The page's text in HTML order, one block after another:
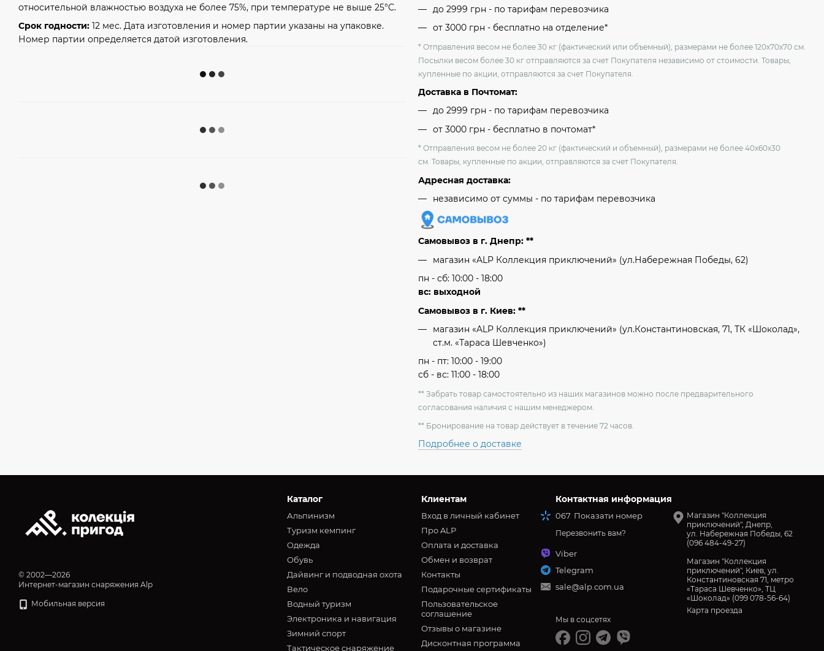
относительной влажностью воздуха не более 75%, при температуре не выше 25°С.
Срок годности: 12 мес. Дата изготовления и номер партии указаны на упаковке.
Номер партии определяется датой изготовления.
до 2999 грн - по тарифам перевозчика
от 3000 грн - бесплатно на отделение*
* Отправления весом не более 30 кг (фактический или объемный), размерами не более 120х70х70 см.
Посылки весом более 30 кг отправляются за счет Покупателя независимо от стоимости. Товары,
купленные по акции, отправляются за счет Покупателя.
Доставка в Почтомат:
до 2999 грн - по тарифам перевозчика
от 3000 грн - бесплатно в почтомат*
* Отправления весом не более 20 кг (фактический и объемный), размерами не более 40х60х30
см. Товары, купленные по акции, отправляются за счет Покупателя.
Адресная доставка:
независимо от cуммы - по тарифам перевозчика
Самовывоз в г. Днепр: **
магазин «ALP Коллекция приключений» (ул.Набережная Победы, 62)
пн - сб: 10:00 - 18:00
вс: выходной
Самовывоз в г. Киев: **
магазин «ALP Коллекция приключений» (ул.Константиновская, 71, ТК «Шоколад»,
ст.м. «Тараса Шевченко»)
пн - пт: 10:00 - 19:00
сб - вс: 11:00 - 18:00
** Забрать товар самостоятельно из наших магазинов можно после предварительного
согласования наличия с нашим менеджером.
** Бронирование на товар действует в течение 72 часов.
Подробнее о доставке
© 2002—2026
Интернет-магазин снаряжения Alp
Мобильная версия
Каталог
Альпинизм
Туризм кемпинг
Oдежда
Обувь
Дайвинг и подводная охота
Вело
Водный туризм
Электроника и навигация
Зимний спорт
Тактическое снаряжение
Клиентам
Вход в личный кабинет
Про ALP
Оплата и доставка
Обмен и возврат
Контакты
Подарочные сертификаты
Пользовательское
соглашение
Отзывы о магазине
Дисконтная программа
Контактная информация
067 Показати номер
Перезвонить вам?
Viber
Telegram
sale@alp.com.ua
Магазин "Коллекция
приключений", Днепр,
ул. Набережная Победы, 62
(096 484-49-27)
Магазин "Коллекция
приключений", Киев, ул.
Константиновская 71, метро
«Тараса Шевченко», ТЦ
«Шоколад» (099 078-56-64)
Карта проезда
Мы в соцсетях